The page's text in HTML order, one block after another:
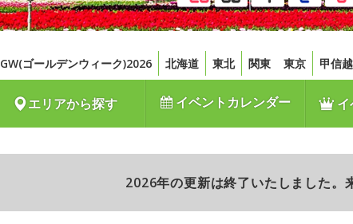
GW(ゴールデンウィーク)2026 北海道 東北 関東 東京 甲信越
エリアから探す イベントカレンダー イ
2026年の更新は終了いたしました。